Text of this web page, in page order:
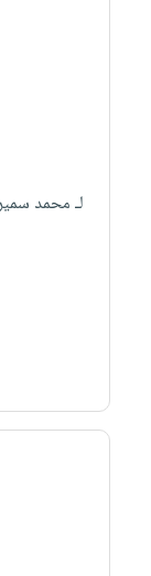
لـ محمد